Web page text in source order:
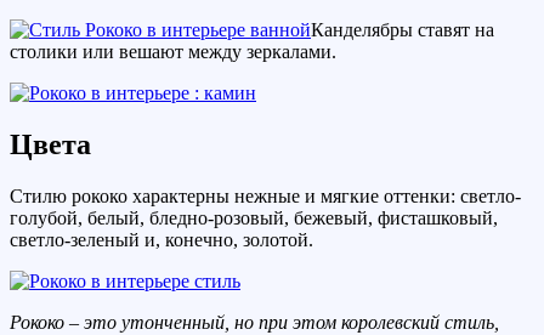
Канделябры ставят на
столики или вешают между зеркалами.
Цвета
Стилю рококо характерны нежные и мягкие оттенки: светло-
голубой, белый, бледно-розовый, бежевый, фисташковый,
светло-зеленый и, конечно, золотой.
Рококо – это утонченный, но при этом королевский стиль,